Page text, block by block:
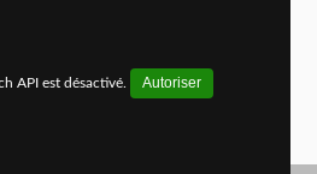
API est désactivé. Autoriser